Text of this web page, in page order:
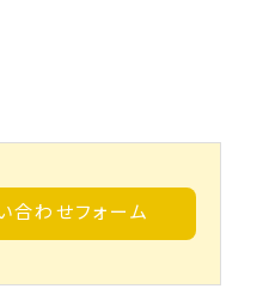
合わせフォーム